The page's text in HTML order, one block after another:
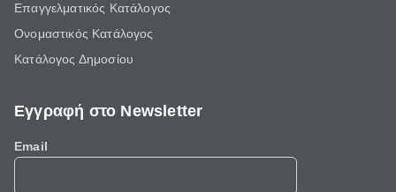
Επαγγελματικός Κατάλογος
Ονομαστικός Κατάλογος
Κατάλογος Δημοσίου
Εγγραφή στο Newsletter
Email